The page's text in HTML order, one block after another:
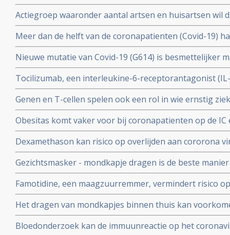
vermoeidheidssyndroom? Er zijn wel heel veel
wetenschappers
Actiegroep waaronder aantal artsen en huisartsen wil
mogelijkheid moet krijgen om de huisarts te vragen
standaard aanpak voor covid-19 zoals die nu geldt.
Meer dan de helft van de coronapatienten (Covid-19)
hoest (84%), koorts (80%), spierpijn (63%), koude
hoofdpijn (59%), en kortademigheid (57%)
Nieuwe mutatie van Covid-19 (G614) is besmettelijker
verklaart hoge aantal besmettingen in USA. En
D614 van het Covid-19 virus over zodra deze kruisen.
Tocilizumab, een interleukine-6-receptorantagonist
verbetert overleving, minder mechanische beademing
klachten van patienten met het cytokine-release-
COVID-19
Genen en T-cellen spelen ook een rol in wie ernstig
minder ziek blijkt uit verschillende nieuwe studies
Obesitas komt vaker voor bij coronapatienten op de
met de algehele bevolking in Frankrijk. Ook elders is
te krijgen
Dexamethason kan risico op overlijden aan cororona
wanneer patienten eenmaal aan de beademing liggen.
Gezichtsmasker - mondkapje dragen is de beste
coronavirus - Covid-19 te verminderen. Blijkt uit grote
Famotidine, een maagzuurremmer, vermindert risico
COVID-19, en voorkomt dat er mechanisch beademd
onder 1000 coronapatienten
Het dragen van mondkapjes binnen thuis kan
besmet worden met het coronavirus - COVID-19 blijkt
Bloedonderzoek kan de immuunreactie op het